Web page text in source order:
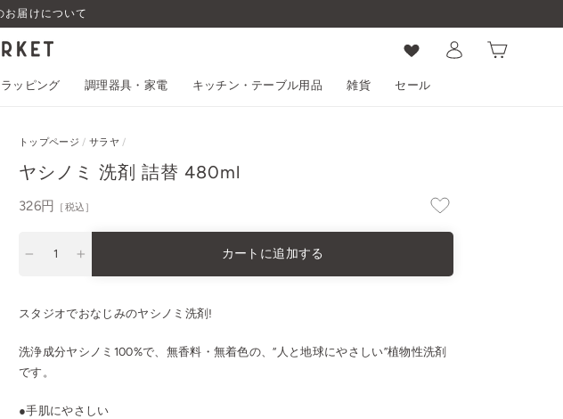
お届けについて
ラッピング 調理器具・家電 キッチン・テーブル用品 雑貨 セール
トップページ / サラヤ /
ヤシノミ 洗剤 詰替 480ml
通
326円 ［税込］
カートに追加する
スタジオでおなじみのヤシノミ洗剤!
洗浄成分ヤシノミ100%で、無香料・無着色の、“人と地球にやさしい”植物性洗剤
です。
●手肌にやさしい